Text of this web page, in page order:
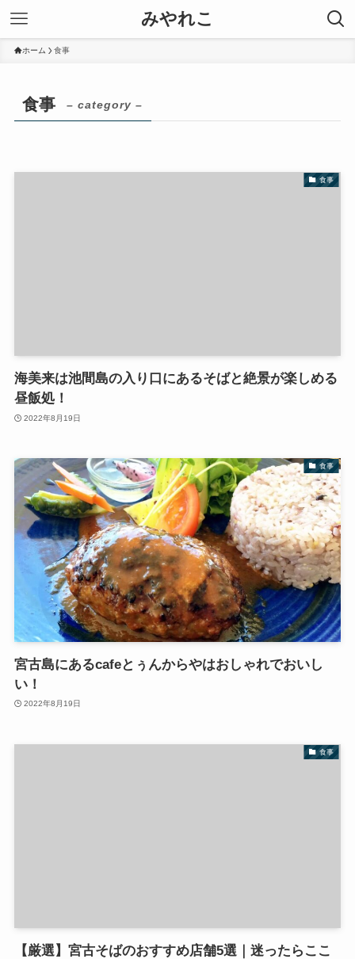
みやれこ
ホーム 食事
食事 – category –
食事
海美来は池間島の入り口にあるそばと絶景が楽しめる
昼飯処！
2022年8月19日
食事
宮古島にあるcafeとぅんからやはおしゃれでおいし
い！
2022年8月19日
食事
【厳選】宮古そばのおすすめ店舗5選｜迷ったらここ